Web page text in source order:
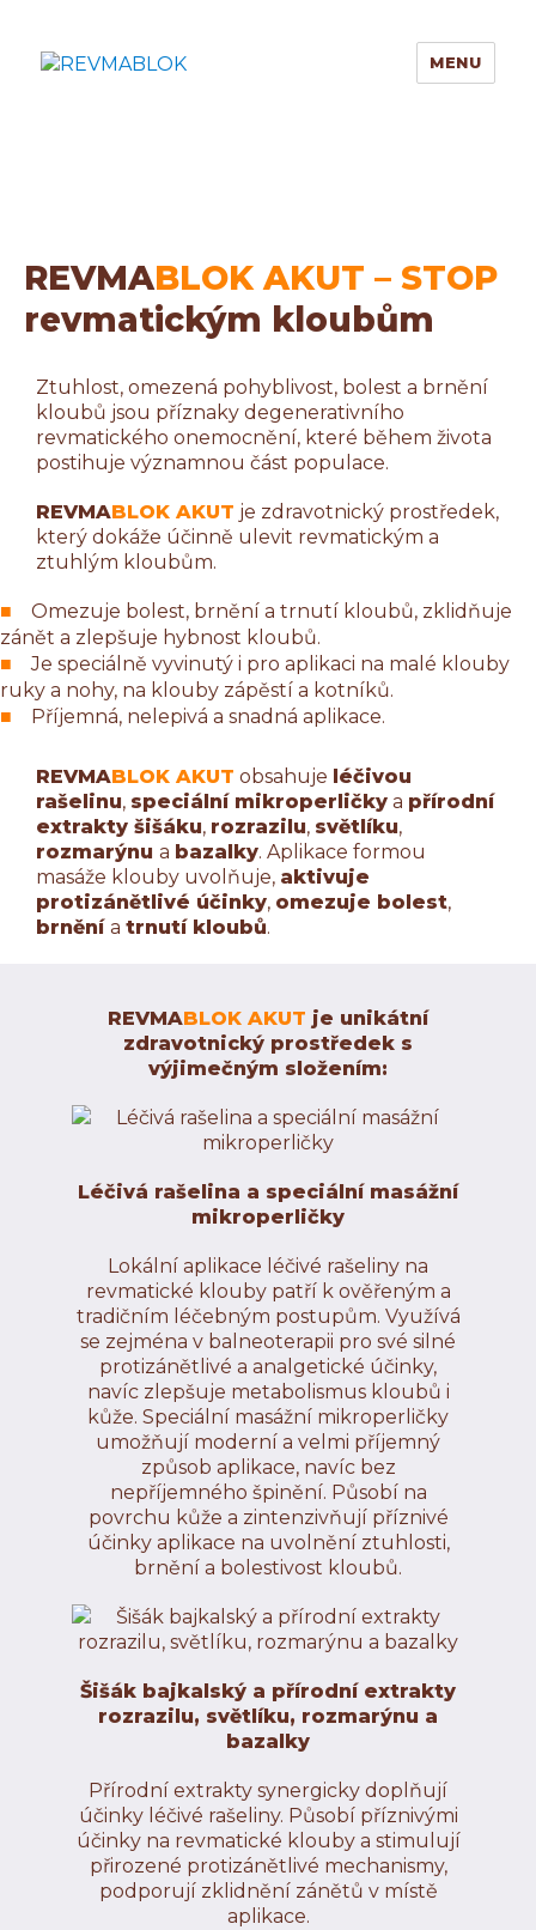
MENU
REVMABLOK AKUT – STOP
revmatickým kloubům
Ztuhlost, omezená pohyblivost, bolest a brnění
kloubů jsou příznaky degenerativního
revmatického onemocnění, které během života
postihuje významnou část populace.
REVMABLOK AKUT je zdravotnický prostředek,
který dokáže účinně ulevit revmatickým a
ztuhlým kloubům.
Omezuje bolest, brnění a trnutí kloubů, zklidňuje
zánět a zlepšuje hybnost kloubů.
Je speciálně vyvinutý i pro aplikaci na malé klouby
ruky a nohy, na klouby zápěstí a kotníků.
Příjemná, nelepivá a snadná aplikace.
REVMABLOK AKUT obsahuje léčivou
rašelinu, speciální mikroperličky a přírodní
extrakty šišáku, rozrazilu, světlíku,
rozmarýnu a bazalky. Aplikace formou
masáže klouby uvolňuje, aktivuje
protizánětlivé účinky, omezuje bolest,
brnění a trnutí kloubů.
REVMABLOK AKUT je unikátní
zdravotnický prostředek s
výjimečným složením:
Léčivá rašelina a speciální masážní
mikroperličky
Lokální aplikace léčivé rašeliny na
revmatické klouby patří k ověřeným a
tradičním léčebným postupům. Využívá
se zejména v balneoterapii pro své silné
protizánětlivé a analgetické účinky,
navíc zlepšuje metabolismus kloubů i
kůže. Speciální masážní mikroperličky
umožňují moderní a velmi příjemný
způsob aplikace, navíc bez
nepříjemného špinění. Působí na
povrchu kůže a zintenzivňují příznivé
účinky aplikace na uvolnění ztuhlosti,
brnění a bolestivost kloubů.
Šišák bajkalský a přírodní extrakty
rozrazilu, světlíku, rozmarýnu a
bazalky
Přírodní extrakty synergicky doplňují
účinky léčivé rašeliny. Působí příznivými
účinky na revmatické klouby a stimulují
přirozené protizánětlivé mechanismy,
podporují zklidnění zánětů v místě
aplikace.